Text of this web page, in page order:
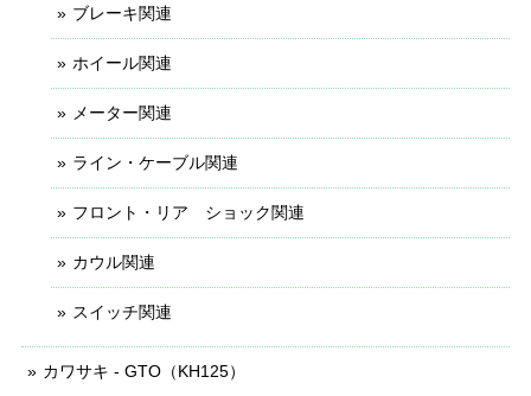
ブレーキ関連
ホイール関連
メーター関連
ライン・ケーブル関連
フロント・リア ショック関連
カウル関連
スイッチ関連
カワサキ - GTO（KH125）